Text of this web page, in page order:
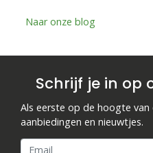
Naar onze blog
Schrijf je in op
Als eerste op de hoogte van
aanbiedingen en nieuwtjes.